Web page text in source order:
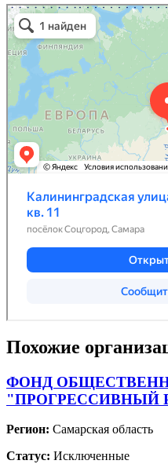
Похожие
ФОНД
"ПРОГРЕССИВНЫЙ
Регион: Самарская область
Статус: Исключенные